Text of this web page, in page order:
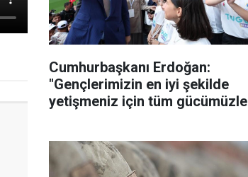
Cumhurbaşkanı Erdoğan:
"Gençlerimizin en iyi şekilde
yetişmeniz için tüm gücümüzle